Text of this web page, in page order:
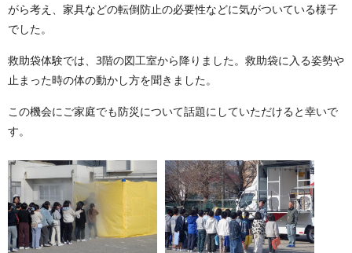
がら考え、家具などの転倒防止の必要性などに気がついている様子
でした。
救助袋体験では、3階の図工室から降りました。救助袋に入る姿勢や
止まった時の体の動かし方を聞きました。
この機会にご家庭でも防災について話題にしていただけると幸いで
す。